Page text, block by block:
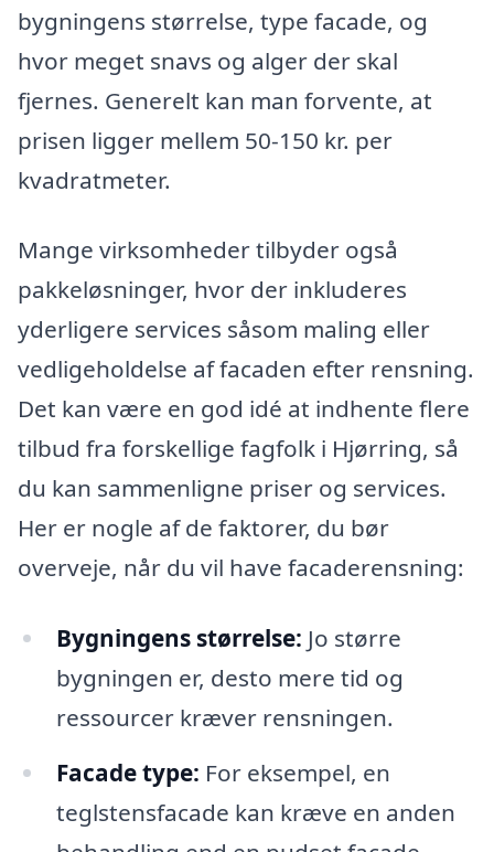
bygningens størrelse, type facade, og
hvor meget snavs og alger der skal
fjernes. Generelt kan man forvente, at
prisen ligger mellem 50-150 kr. per
kvadratmeter.
Mange virksomheder tilbyder også
pakkeløsninger, hvor der inkluderes
yderligere services såsom maling eller
vedligeholdelse af facaden efter rensning.
Det kan være en god idé at indhente flere
tilbud fra forskellige fagfolk i Hjørring, så
du kan sammenligne priser og services.
Her er nogle af de faktorer, du bør
overveje, når du vil have facaderensning:
Bygningens størrelse: Jo større
bygningen er, desto mere tid og
ressourcer kræver rensningen.
Facade type: For eksempel, en
teglstensfacade kan kræve en anden